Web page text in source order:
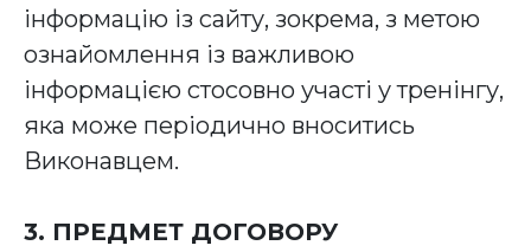
інформацію із сайту, зокрема, з метою
ознайомлення із важливою
інформацією стосовно участі у тренінгу,
яка може періодично вноситись
Виконавцем.
3. ПРЕДМЕТ ДОГОВОРУ